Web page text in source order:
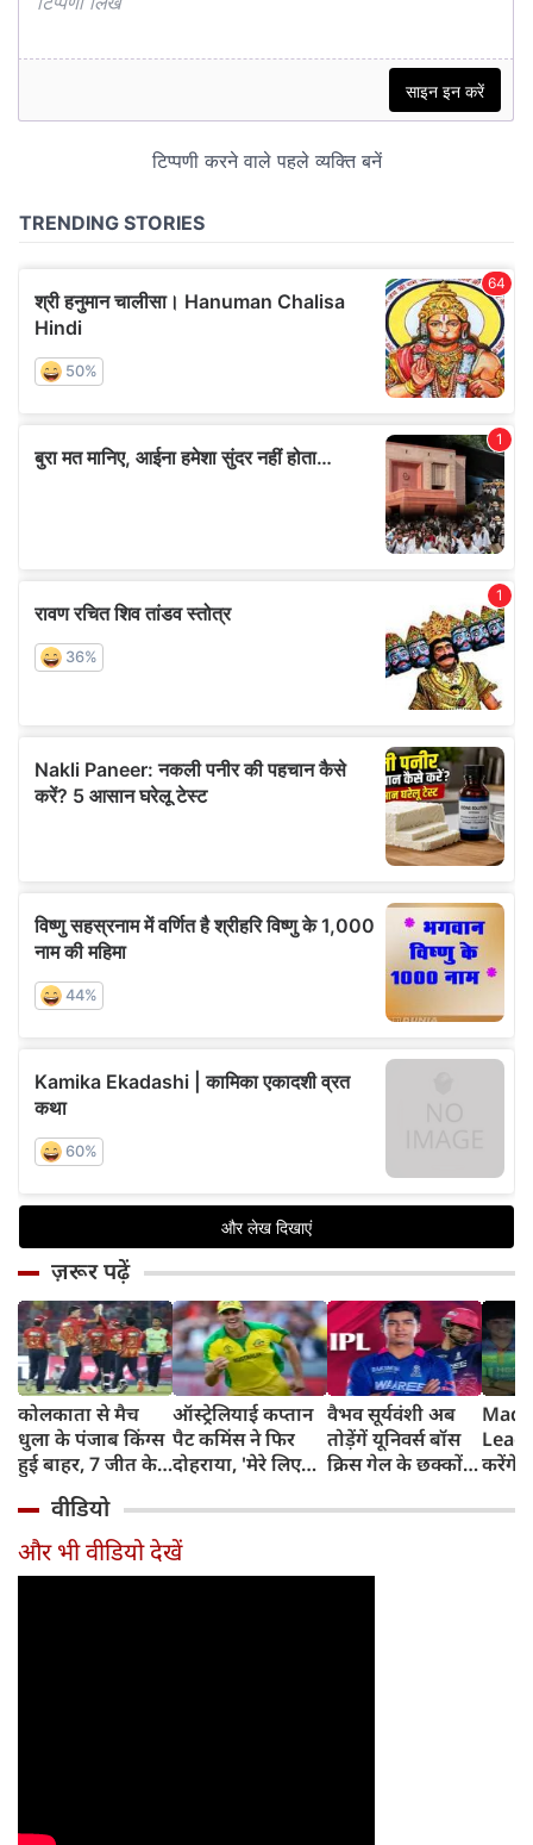
ज़रूर पढ़ें
कोलकाता से मैच
धुला के पंजाब किंग्स
हुई बाहर, 7 जीत के
ऑस्ट्रेलियाई कप्तान
पैट कमिंस ने फिर
दोहराया, 'मेरे लिए
वैभव सूर्यवंशी अब
तोड़ेंगें यूनिवर्स बॉस
क्रिस गेल के छक्कों
करेंगे
टीम में
वीडियो
और भी वीडियो देखें